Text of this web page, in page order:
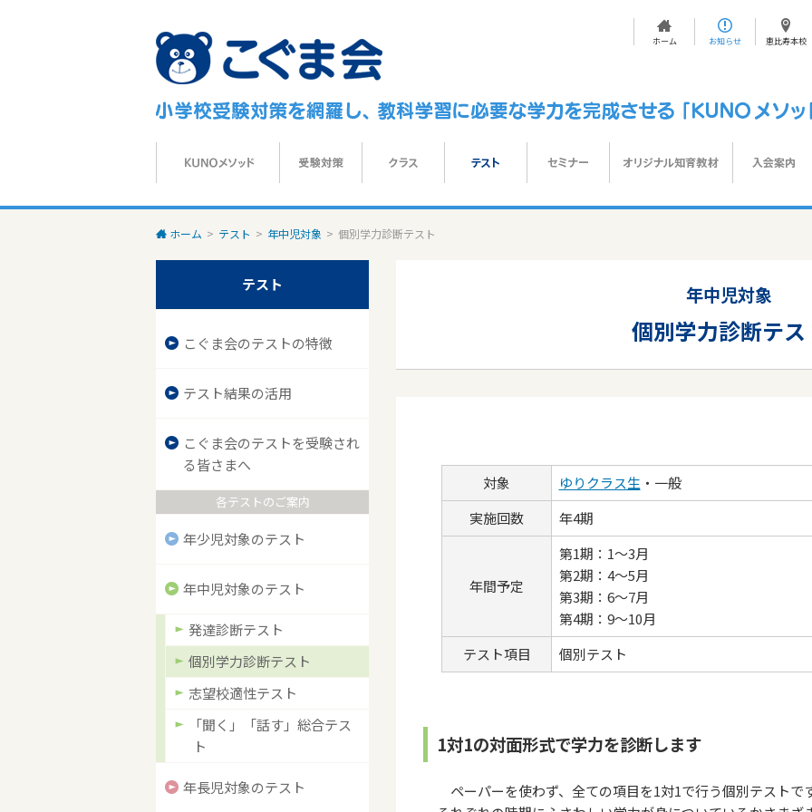
ホーム お知らせ 恵比寿本校
ホーム > テスト > 年中児対象 > 個別学力診断テスト
年中児対象
個別学力診断テス
対象 ゆりクラス生 ・一般
実施回数
年4期
年間予定
第1期：1～3月
第2期：4～5月
第3期：6～7月
第4期：9～10月
テスト項目
個別テスト
1対1の対面形式で学力を診断します
ペーパーを使わず、全ての項目を1対1で行う個別テストで
テスト
こぐま会のテストの特徴
テスト結果の活用
こぐま会のテストを受験され
る皆さまへ
各テストのご案内
年少児対象のテスト
年中児対象のテスト
発達診断テスト
個別学力診断テスト
志望校適性テスト
「聞く」「話す」総合テス
ト
年長児対象のテスト